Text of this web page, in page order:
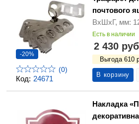
Код: 24671
-20%
(0)
почтового
ВхШхГ, мм:
Есть в наличии
2 430
Выгода 610
В корзину
Накладка